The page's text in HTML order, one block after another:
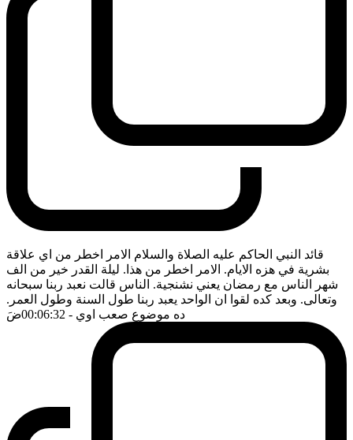
قائد النبي الحاكم عليه الصلاة والسلام الامر اخطر من اي علاقة
بشرية في هزه الايام. الامر اخطر من هذا. ليلة القدر خير من الف
شهر الناس مع رمضان يعني نشنجية. الناس قالت نعبد ربنا سبحانه
وتعالى. وبعد كده لقوا ان الواحد يعبد ربنا طول السنة وطول العمر.
ده موضوع صعب اوي - 00:06:32 ضَ